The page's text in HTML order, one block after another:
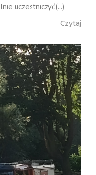
uczestniczyć(...)
Czytaj